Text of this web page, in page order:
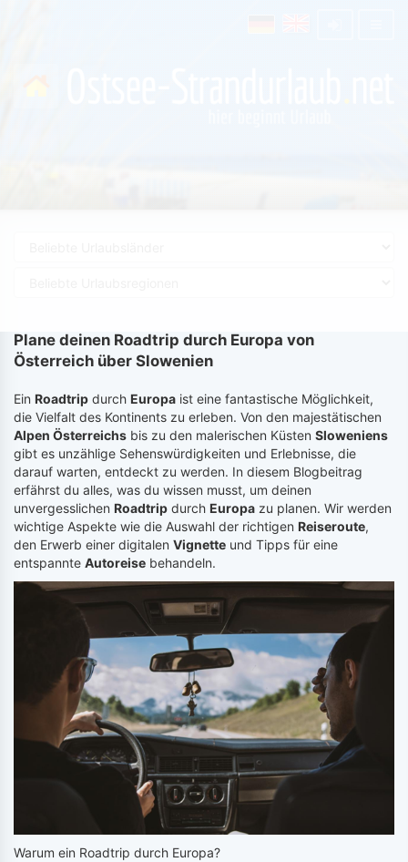
Plane deinen Roadtrip durch Europa von
Österreich über Slowenien
Ein Roadtrip durch Europa ist eine fantastische Möglichkeit,
die Vielfalt des Kontinents zu erleben. Von den majestätischen
Alpen Österreichs bis zu den malerischen Küsten Sloweniens
gibt es unzählige Sehenswürdigkeiten und Erlebnisse, die
darauf warten, entdeckt zu werden. In diesem Blogbeitrag
erfährst du alles, was du wissen musst, um deinen
unvergesslichen Roadtrip durch Europa zu planen. Wir werden
wichtige Aspekte wie die Auswahl der richtigen Reiseroute,
den Erwerb einer digitalen Vignette und Tipps für eine
entspannte Autoreise behandeln.
Warum ein Roadtrip durch Europa?